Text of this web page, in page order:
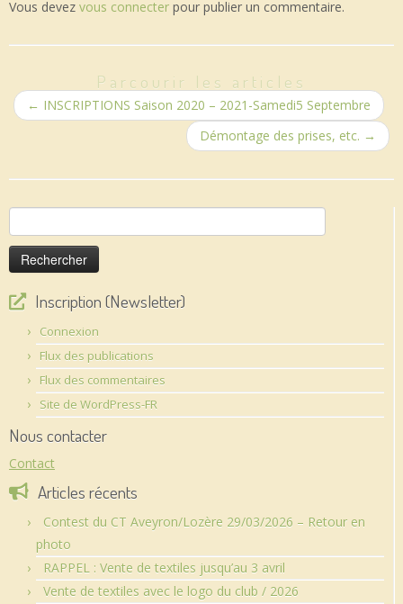
Vous devez vous connecter pour publier un commentaire.
Parcourir les articles
← INSCRIPTIONS Saison 2020 – 2021-Samedi5 Septembre
Démontage des prises, etc. →
Rechercher :
Inscription (Newsletter)
Connexion
Flux des publications
Flux des commentaires
Site de WordPress-FR
Nous contacter
Contact
Articles récents
Contest du CT Aveyron/Lozère 29/03/2026 – Retour en
photo
RAPPEL : Vente de textiles jusqu’au 3 avril
Vente de textiles avec le logo du club / 2026